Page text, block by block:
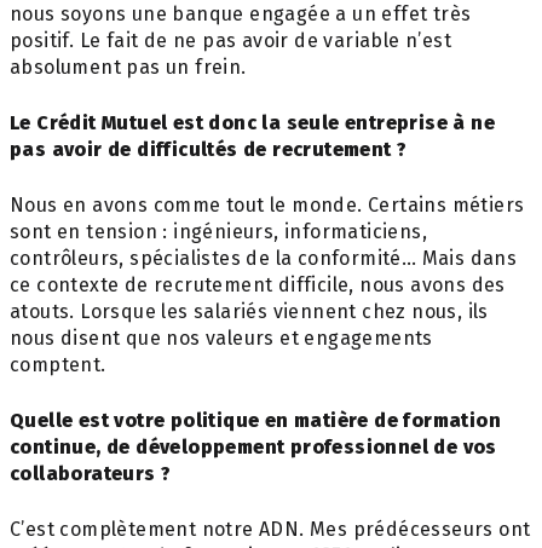
nous soyons une banque engagée a un effet très
positif. Le fait de ne pas avoir de variable n’est
absolument pas un frein.
Le Crédit Mutuel est donc la seule entreprise à ne
pas avoir de difficultés de recrutement ?
Nous en avons comme tout le monde. Certains métiers
sont en tension : ingénieurs, informaticiens,
contrôleurs, spécialistes de la conformité… Mais dans
ce contexte de recrutement difficile, nous avons des
atouts. Lorsque les salariés viennent chez nous, ils
nous disent que nos valeurs et engagements
comptent.
Quelle est votre politique en matière de formation
continue, de développement professionnel de vos
collaborateurs ?
C’est complètement notre ADN. Mes prédécesseurs ont